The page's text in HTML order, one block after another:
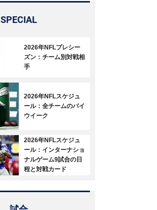
SPECIAL
2026年NFLプレシー
ズン：チーム別対戦相
手
2026年NFLスケジュ
ール：全チームのバイ
ウイーク
2026年NFLスケジュ
ール：インターナショ
ナルゲーム9試合の日
程と対戦カード